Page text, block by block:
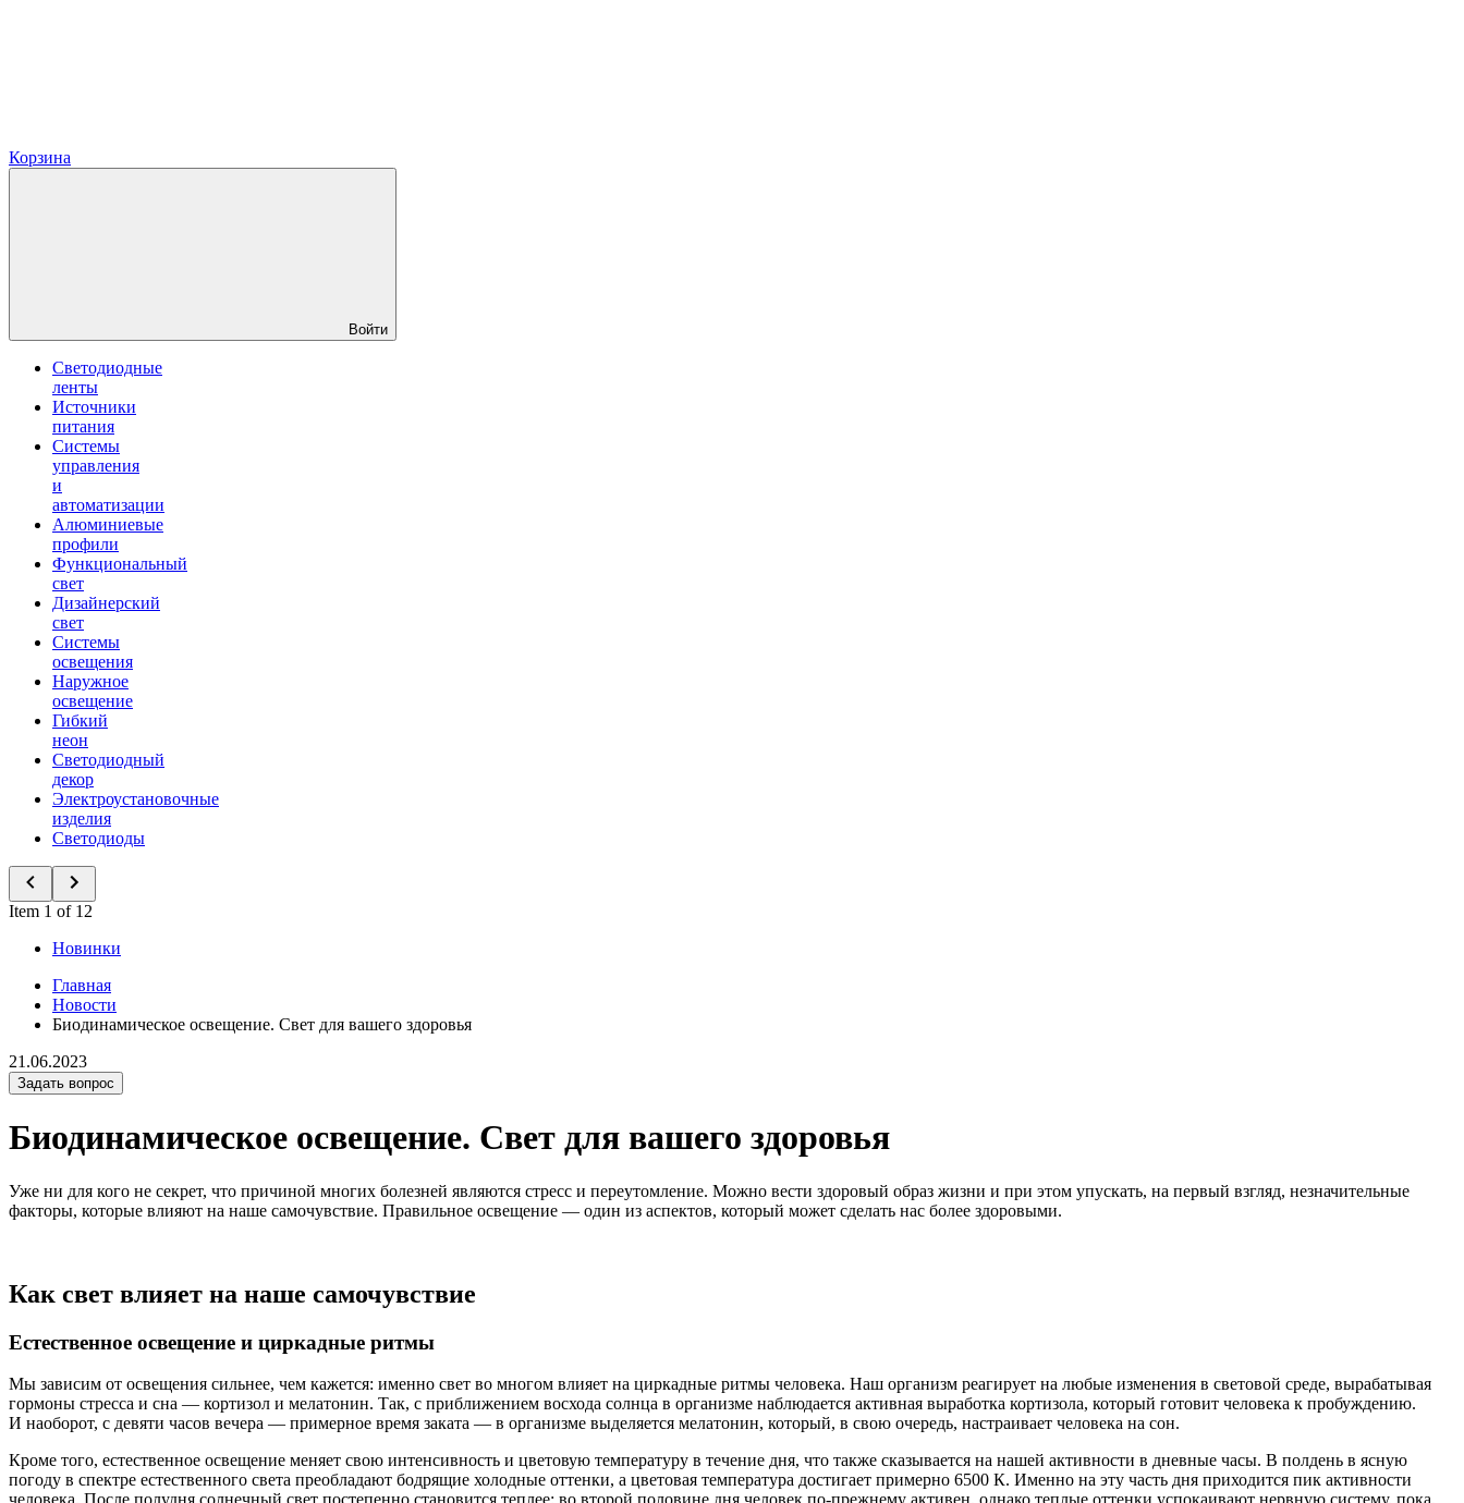
Корзина
Войти
Светодиодные
ленты
Источники
питания
Системы
управления
и
автоматизации
Алюминиевые
профили
Функциональный
свет
Дизайнерский
свет
Системы
освещения
Наружное
освещение
Гибкий
неон
Светодиодный
декор
Электроустановочные
изделия
Светодиоды
Item 1 of 12
Новинки
Главная
Новости
Биодинамическое освещение. Свет для вашего здоровья
21.06.2023
Задать вопрос
Биодинамическое освещение. Свет для вашего здоровья
Уже ни для кого не секрет, что причиной многих болезней являются стресс и переутомление. Можно вести здоровый образ жизни и при этом упускать, на первый взгляд, незначительные
факторы, которые влияют на наше самочувствие. Правильное освещение — один из аспектов, который может сделать нас более здоровыми.
Как свет влияет на наше самочувствие
Естественное освещение и циркадные ритмы
Мы зависим от освещения сильнее, чем кажется: именно свет во многом влияет на циркадные ритмы человека. Наш организм реагирует на любые изменения в световой среде, вырабатывая
гормоны стресса и сна — кортизол и мелатонин. Так, с приближением восхода солнца в организме наблюдается активная выработка кортизола, который готовит человека к пробуждению.
И наоборот, с девяти часов вечера — примерное время заката — в организме выделяется мелатонин, который, в свою очередь, настраивает человека на сон.
Кроме того, естественное освещение меняет свою интенсивность и цветовую температуру в течение дня, что также сказывается на нашей активности в дневные часы. В полдень в ясную
погоду в спектре естественного света преобладают бодрящие холодные оттенки, а цветовая температура достигает примерно 6500 К. Именно на эту часть дня приходится пик активности